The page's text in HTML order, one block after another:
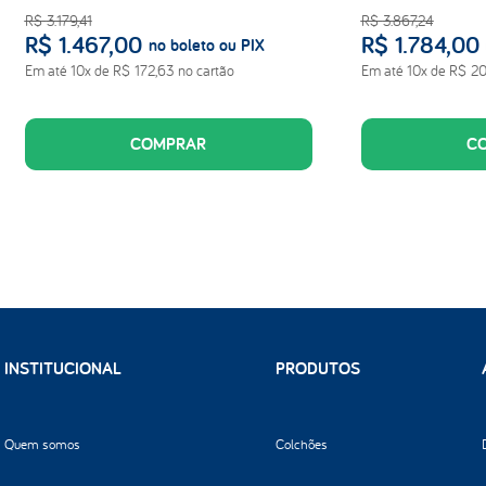
R$ 3.179,41
R$ 1.467,00 no boleto ou PIX
Em até 10x de R$ 172,63 no cartão
COMPRAR
R$ 3.867,24
R$ 1.784,00
Em até 10x de R$
INSTITUCIONAL
Quem somos
PRODUTOS
Colchões